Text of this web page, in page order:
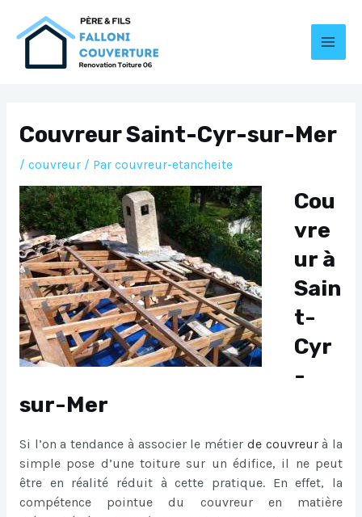
Couvreur Saint-Cyr-sur-Mer
/ couvreur/ Par couvreur-etancheite
Cou
vre
ur à
Sain
t-
Cyr
-
sur-Mer
Si l’on a tendance à associer le métier de couvreur à la
simple pose d’une toiture sur un édifice, il ne peut
être en réalité réduit à cette pratique. En effet, la
compétence pointue du couvreur en matière